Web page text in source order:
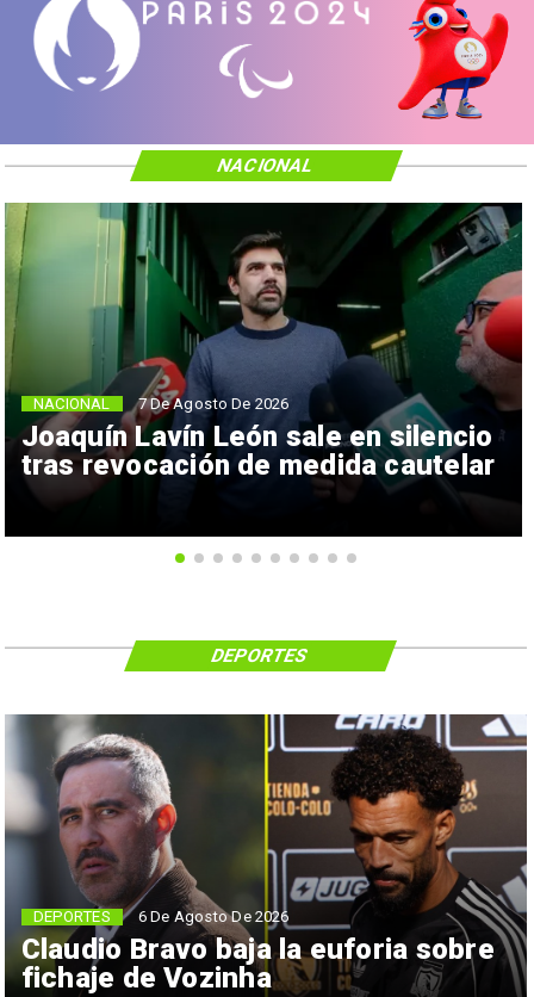
Joaquín Lavín León sale en silencio
tras revocación de medida cautelar
NACIONAL 7 De Agosto De 2026
NACIONAL
Claudio Bravo baja la euforia sobre
fichaje de Vozinha
DEPORTES 6 De Agosto De 2026
DEPORTES